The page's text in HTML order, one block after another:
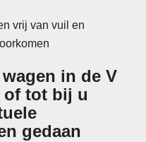
vrij van vuil en
in de V
of tot bij u
gedaan